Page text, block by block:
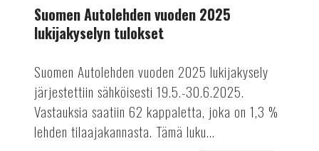
lukijakyselyn
tulokset
Suomen Autolehden vuoden 2025
lukijakyselyn tulokset
Suomen Autolehden vuoden 2025 lukijakysely
järjestettiin sähköisesti 19.5.-30.6.2025.
Vastauksia saatiin 62 kappaletta, joka on 1,3 %
lehden tilaajakannasta. Tämä luku...